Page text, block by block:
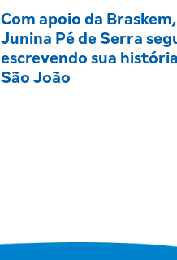
Com apoio da Braskem,
Junina Pé de Serra
escrevendo sua
São João